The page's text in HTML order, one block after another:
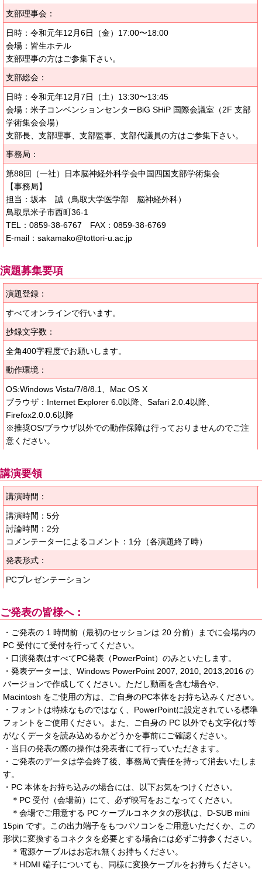
支部理事会：
日時：令和元年12月6日（金）17:00〜18:00
会場：皆生ホテル
支部理事の方はご参集下さい。
支部総会：
日時：令和元年12月7日（土）13:30〜13:45
会場：米子コンベンションセンターBiG SHiP 国際会議室（2F 支部
学術集会会場）
支部長、支部理事、支部監事、支部代議員の方はご参集下さい。
事務局：
第88回（一社）日本脳神経外科学会中国四国支部学術集会
【事務局】
担当：坂本 誠（鳥取大学医学部 脳神経外科）
鳥取県米子市西町36-1
TEL：0859-38-6767 FAX：0859-38-6769
E-mail：sakamako@tottori-u.ac.jp
演題募集要項
演題登録：
すべてオンラインで行います。
抄録文字数：
全角400字程度でお願いします。
動作環境：
OS:Windows Vista/7/8/8.1、Mac OS X
ブラウザ：Internet Explorer 6.0以降、Safari 2.0.4以降、
Firefox2.0.0.6以降
※推奨OS/ブラウザ以外での動作保障は行っておりませんのでご注
意ください。
講演要領
講演時間：
講演時間：5分
討論時間：2分
コメンテーターによるコメント：1分（各演題終了時）
発表形式：
PCプレゼンテーション
ご発表の皆様へ：
・ご発表の 1 時間前（最初のセッションは 20 分前）までに会場内の
PC 受付にて受付を行ってください。
・口演発表はすべてPC発表（PowerPoint）のみといたします。
・発表データーは、Windows PowerPoint 2007, 2010, 2013,2016 の
バージョンで作成してください。ただし動画を含む場合や、
Macintosh をご使用の方は、ご自身のPC本体をお持ち込みください。
・フォントは特殊なものではなく、PowerPointに設定されている標準
フォントをご使用ください。また、ご自身の PC 以外でも文字化け等
がなくデータを読み込めるかどうかを事前にご確認ください。
・当日の発表の際の操作は発表者にて行っていただきます。
・ご発表のデータは学会終了後、事務局で責任を持って消去いたしま
す。
・PC 本体をお持ち込みの場合には、以下お気をつけください。
＊PC 受付（会場前）にて、必ず映写をおこなってください。
＊会場でご用意する PC ケーブルコネクタの形状は、D-SUB mini
15pin です。この出力端子をもつパソコンをご用意いただくか、この
形状に変換するコネクタを必要とする場合には必ずご持参ください。
＊電源ケーブルはお忘れ無くお持ちください。
＊HDMI 端子についても、同様に変換ケーブルをお持ちください。